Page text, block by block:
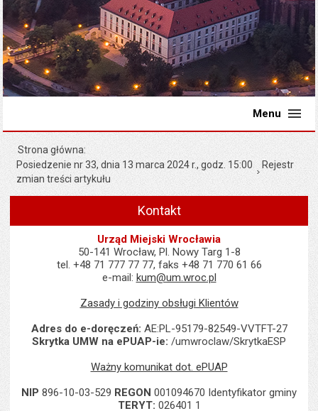
Menu
Strona główna
Posiedzenie nr 33, dnia 13 marca 2024 r., godz. 15:00
Rejestr
zmian treści artykułu
Kontakt
Urząd Miejski Wrocławia
50-141 Wrocław, Pl. Nowy Targ 1-8
tel. +48 71 777 77 77, faks +48 71 770 61 66
e-mail: kum@um.wroc.pl
Zasady i godziny obsługi Klientów
Adres do e-doręczeń: AE:PL-95179-82549-VVTFT-27
Skrytka UMW na ePUAP-ie: /umwroclaw/SkrytkaESP
Ważny komunikat dot. ePUAP
NIP 896-10-03-529 REGON 001094670 Identyfikator gminy
TERYT: 026401 1